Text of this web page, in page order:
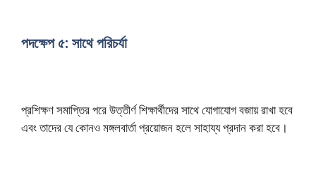
পদক্ষেপ ৫: সাথে পরিচর্যা
প্রশিক্ষণ সমাপ্তির পরে উত্তীর্ণ শিক্ষার্থীদের সাথে যোগাযোগ বজায় রাখা হবে
এবং তাদের যে কোনও মঙ্গলবার্তা প্রয়োজন হলে সাহায্য প্রদান করা হবে।